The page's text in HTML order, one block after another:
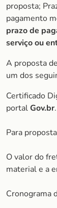
proposta;
pagamento
prazo de
serviço ou
A proposta
um dos
Certificado
portalGov.br.
Para
O valor do
material e a
Cronograma